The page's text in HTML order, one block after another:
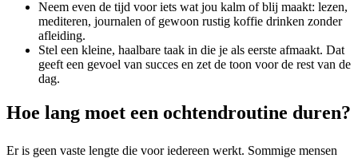
Neem even de tijd voor iets wat jou kalm of blij maakt: lezen,
mediteren, journalen of gewoon rustig koffie drinken zonder
afleiding.
Stel een kleine, haalbare taak in die je als eerste afmaakt. Dat
geeft een gevoel van succes en zet de toon voor de rest van de
dag.
Hoe lang moet een ochtendroutine duren?
Er is geen vaste lengte die voor iedereen werkt. Sommige mensen